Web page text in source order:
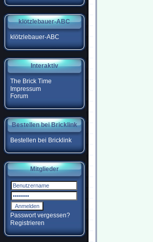
klötzlebauer-ABC
klötzlebauer-ABC
Interaktiv
The Brick Time
Impressum
Forum
Bestellen bei Bricklink
Bestellen bei Bricklink
Mitglieder
Passwort vergessen?
Registrieren